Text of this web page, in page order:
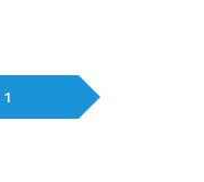
1